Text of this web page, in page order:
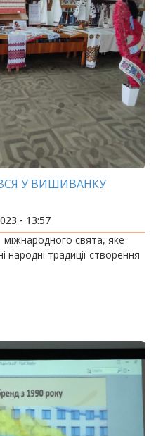
У ВИШИВАНКУ
- 13:57
свята, яке
народні традиції створення